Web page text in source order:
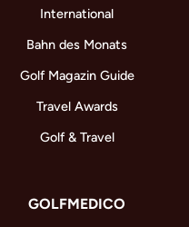
International
Bahn des Monats
Golf Magazin Guide
Travel Awards
Golf & Travel
GOLFMEDICO